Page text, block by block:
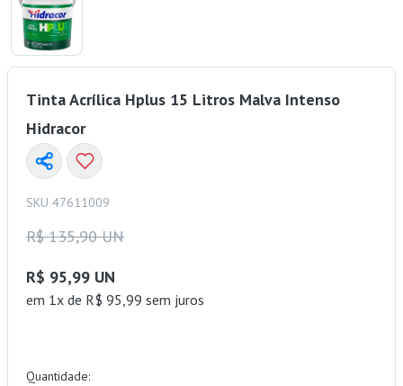
Tinta Acrílica Hplus 15 Litros Malva Intenso
Hidracor
SKU 47611009
R$ 135,90 UN
R$ 95,99 UN
em 1x de R$ 95,99 sem juros
Quantidade: